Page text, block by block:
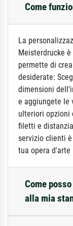
Come
La
Meisterdrucke
permette di
desiderate:
dimensioni
e aggiungete le
ulteriori opzioni
filetti e
servizio clienti
tua opera d'arte
Come
alla mia